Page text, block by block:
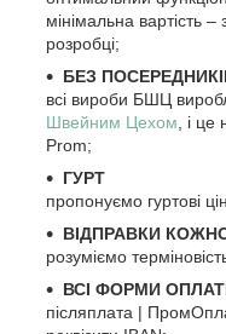
мінімальна вартість
розробці;
БЕЗ
всі вироби БШЦ
Швейним Цехом, і це
Prom;
ГУРТ
пропонуємо гуртові
ВІДПРАВКИ
розуміємо
ВСІ ФОРМИ
післяплата |